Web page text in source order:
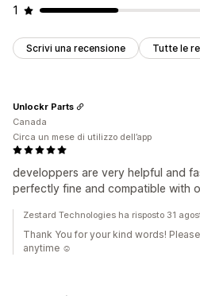
1
Scrivi una recensione Tutte le
developpers are very helpful and
perfectly fine and compatible with
Unlockr Parts
Canada
Circa un mese di utilizzo dell’app
Zestard Technologies ha risposto 31
Thank You for your kind words!
anytime ☺️